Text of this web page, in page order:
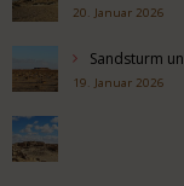
20. Januar 2026
Sandsturm
19. Januar 2026